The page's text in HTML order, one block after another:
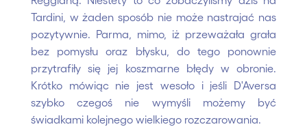
Tardini, w żaden sposób nie może nastrajać nas
pozytywnie. Parma, mimo, iż przeważała grała
bez pomysłu oraz błysku, do tego ponownie
przytrafiły się jej koszmarne błędy w obronie.
Krótko mówiąc nie jest wesoło i jeśli D'Aversa
szybko czegoś nie wymyśli możemy być
świadkami kolejnego wielkiego rozczarowania.